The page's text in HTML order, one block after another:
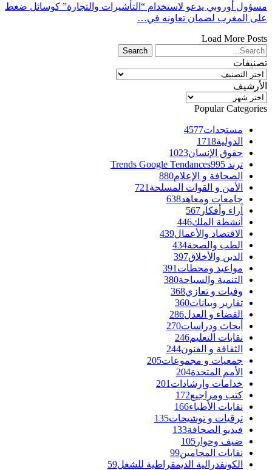
مسؤول أوروبي يدعو لاستخدام “التأشيرات والتجارة” كوسائل ضغط
على المغرب لضمان تعاونه في…
Load More Posts
تصنيفات
تصنيفات
الأرشيف
الأرشيف
Popular Categories
مستجدات4577
الدولية1718
حقوق الإنسان1023
ترند Trends Google Tendances 995
الصحافة و الإعلام880
الأمن و القوات المسلحة 721
جامعات ومعاهد638
آراء وأفكار 567
أنشطة الملك446
الاقتصاد والأعمال439
الطب والصحة434
الدين والأخلاق397
مواعيد ومحطات 391
التنمية والسياحة380
وفيات و تعازي368
تقارير وبيانات360
القضاء و العدل286
أبحاث ودراسات270
نقابات التعليم246
الثقافة و الفنون244
جمعيات و مجموعات205
الأمم المتحدة204
خدامات وإرشادات 201
كتب ومراجيع172
نقابات الأطباء166
ترقيات و توشيحات135
فيديو الصحافة133
ضيف وحوار 105
نقابات المحامين99
الكونفدرالية الديمقراطية للشغل59